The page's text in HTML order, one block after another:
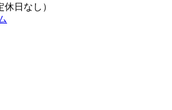
休日なし）